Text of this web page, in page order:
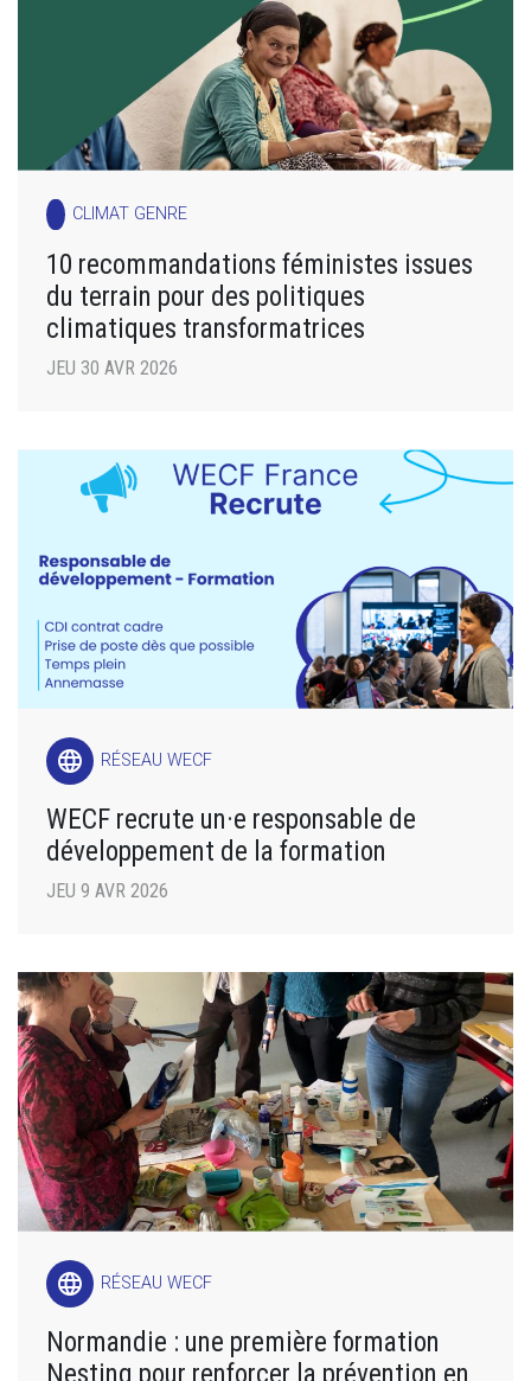
CLIMAT GENRE
10 recommandations féministes issues
du terrain pour des politiques
climatiques transformatrices
JEU 30 AVR 2026
language RÉSEAU WECF
WECF recrute un·e responsable de
développement de la formation
JEU 9 AVR 2026
language RÉSEAU WECF
Normandie : une première formation
Nesting pour renforcer la prévention en